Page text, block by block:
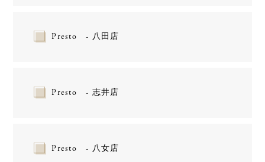
Presto - 八田店
Presto - 志井店
Presto - 八女店